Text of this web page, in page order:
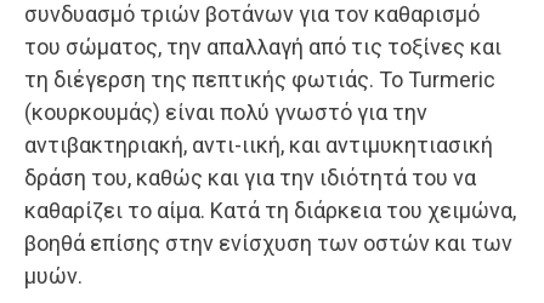
συνδυασμό τριών βοτάνων για τον καθαρισμό
του σώματος, την απαλλαγή από τις τοξίνες και
τη διέγερση της πεπτικής φωτιάς. Το Turmeric
(κουρκουμάς) είναι πολύ γνωστό για την
αντιβακτηριακή, αντι-ιική, και αντιμυκητιασική
δράση του, καθώς και για την ιδιότητά του να
καθαρίζει το αίμα. Κατά τη διάρκεια του χειμώνα,
βοηθά επίσης στην ενίσχυση των οστών και των
μυών.